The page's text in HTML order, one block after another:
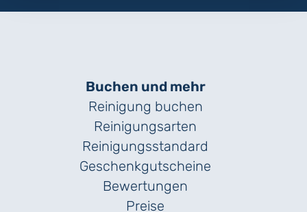
Buchen und mehr
Reinigung buchen
Reinigungsarten
Reinigungs­standard
Geschenk­gutscheine
Bewertungen
Preise